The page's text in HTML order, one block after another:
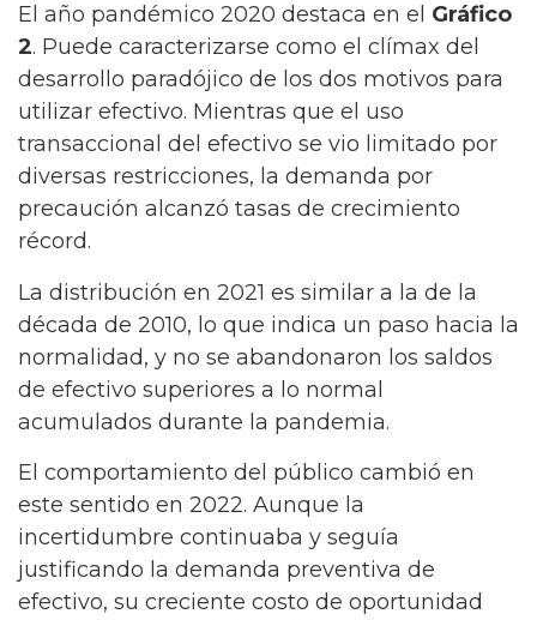
El año pandémico 2020 destaca en el Gráfico
2. Puede caracterizarse como el clímax del
desarrollo paradójico de los dos motivos para
utilizar efectivo. Mientras que el uso
transaccional del efectivo se vio limitado por
diversas restricciones, la demanda por
precaución alcanzó tasas de crecimiento
récord.
La distribución en 2021 es similar a la de la
década de 2010, lo que indica un paso hacia la
normalidad, y no se abandonaron los saldos
de efectivo superiores a lo normal
acumulados durante la pandemia.
El comportamiento del público cambió en
este sentido en 2022. Aunque la
incertidumbre continuaba y seguía
justificando la demanda preventiva de
efectivo, su creciente costo de oportunidad